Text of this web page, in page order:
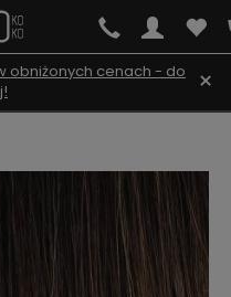
obniżonych cenach - do
×